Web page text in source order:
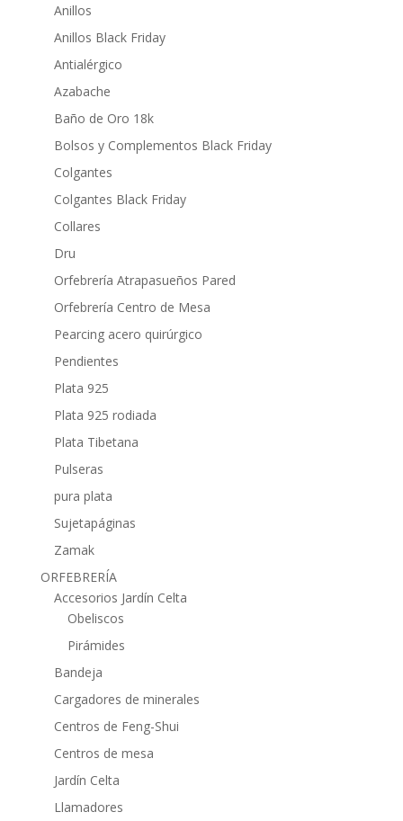
Anillos
Anillos Black Friday
Antialérgico
Azabache
Baño de Oro 18k
Bolsos y Complementos Black Friday
Colgantes
Colgantes Black Friday
Collares
Dru
Orfebrería Atrapasueños Pared
Orfebrería Centro de Mesa
Pearcing acero quirúrgico
Pendientes
Plata 925
Plata 925 rodiada
Plata Tibetana
Pulseras
pura plata
Sujetapáginas
Zamak
ORFEBRERÍA
Accesorios Jardín Celta
Obeliscos
Pirámides
Bandeja
Cargadores de minerales
Centros de Feng-Shui
Centros de mesa
Jardín Celta
Llamadores